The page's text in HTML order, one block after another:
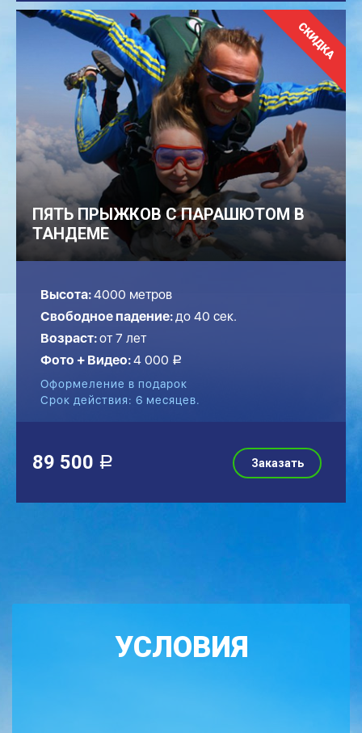
ПЯТЬ ПРЫЖКОВ С ПАРАШЮТОМ В
ТАНДЕМЕ
Высота:4000 метров
Свободное падение: до 40 сек.
Возраст:от 7 лет
Фото + Видео:4 000 a
Оформеление в подарок
Срок действия: 6 месяцев.
89 500 a Заказать
УСЛОВИЯ